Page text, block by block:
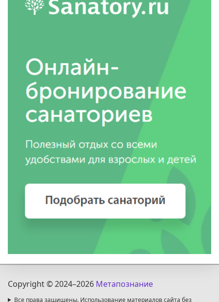
Copyright © 2024–2026 Метапознание
Все права защищены. Использование материалов сайта без